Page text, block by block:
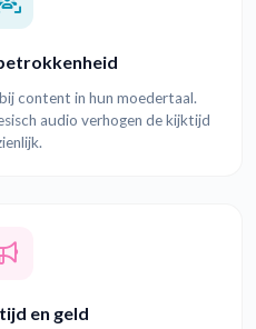
content in hun moedertaal.
audio verhogen de kijktijd
en geld